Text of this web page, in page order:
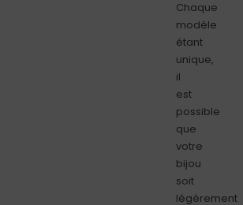
Chaque
modèle
étant
unique,
il
est
possible
que
votre
bijou
soit
légèrement